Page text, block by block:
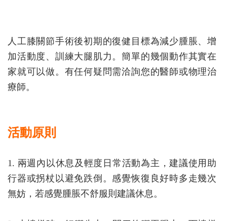
人工膝關節手術後初期的復健目標為減少腫脹、增
加活動度、訓練大腿肌力。簡單的幾個動作其實在
家就可以做。有任何疑問需洽詢您的醫師或物理治
療師。
活動原則
1. 兩週內以休息及輕度日常活動為主，建議使用助
行器或拐杖以避免跌倒。感覺恢復良好時多走幾次
無妨，若感覺腫脹不舒服則建議休息。